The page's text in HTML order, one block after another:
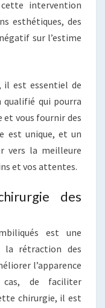
intervention
esthétiques, des
sur l’estime
il est essentiel de
qui pourra
vous fournir des
est unique, et un
vers la meilleure
et vos attentes.
des
est une
la rétraction des
l’apparence
cas, de faciliter
chirurgie, il est